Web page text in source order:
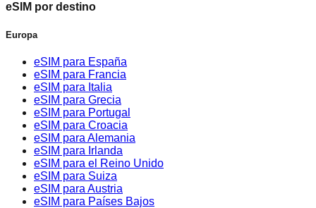
eSIM por destino
Europa
eSIM para España
eSIM para Francia
eSIM para Italia
eSIM para Grecia
eSIM para Portugal
eSIM para Croacia
eSIM para Alemania
eSIM para Irlanda
eSIM para el Reino Unido
eSIM para Suiza
eSIM para Austria
eSIM para Países Bajos